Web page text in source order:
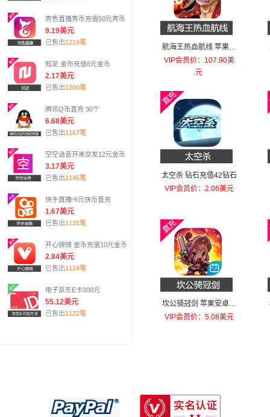
秀色直播秀币充值50元秀币
9.19美元
已售出1210笔
知足 金币充值6元金币
2.17美元
已售出1200笔
腾讯Q币直充 30个
6.68美元
已售出1167笔
空空语音开黑交友12元金币
3.17美元
已售出1145笔
快手直播-6元快币直充
1.67美元
已售出1131笔
开心微微 金币充值10元金币
2.84美元
已售出1124笔
电子京东E卡300元
55.12美元
已售出1122笔
航海王热血航线 苹果安
卓充值648元幻彩之果
VIP会员价：107.90美
元
太空杀 钻石充值42钻石
VIP会员价：2.06美元
坎公骑冠剑 苹果安卓充
值每天召唤！礼包
VIP会员价：5.08美元